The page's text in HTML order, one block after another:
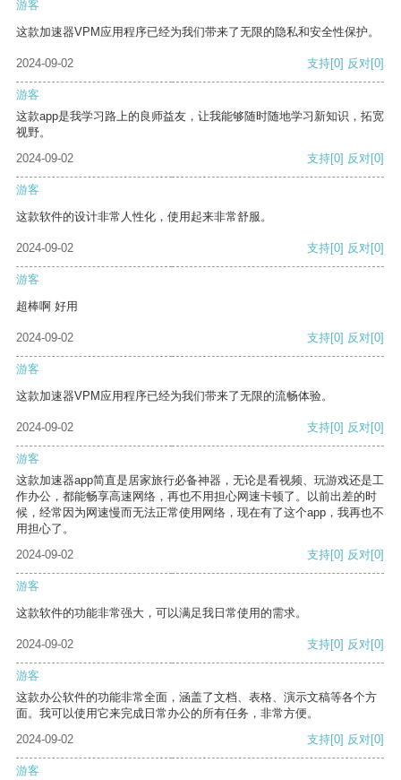
游客
这款加速器VPM应用程序已经为我们带来了无限的隐私和安全性保护。
2024-09-02 支持[0] 反对[0]
游客
这款app是我学习路上的良师益友，让我能够随时随地学习新知识，拓宽
视野。
2024-09-02
支持[0] 反对[0]
游客
这款软件的设计非常人性化，使用起来非常舒服。
2024-09-02 支持[0] 反对[0]
游客
超棒啊 好用
2024-09-02 支持[0] 反对[0]
游客
这款加速器VPM应用程序已经为我们带来了无限的流畅体验。
2024-09-02 支持[0] 反对[0]
游客
这款加速器app简直是居家旅行必备神器，无论是看视频、玩游戏还是工
作办公，都能畅享高速网络，再也不用担心网速卡顿了。以前出差的时
候，经常因为网速慢而无法正常使用网络，现在有了这个app，我再也不
用担心了。
2024-09-02
支持[0] 反对[0]
游客
这款软件的功能非常强大，可以满足我日常使用的需求。
2024-09-02 支持[0] 反对[0]
游客
这款办公软件的功能非常全面，涵盖了文档、表格、演示文稿等各个方
面。我可以使用它来完成日常办公的所有任务，非常方便。
2024-09-02
支持[0] 反对[0]
游客